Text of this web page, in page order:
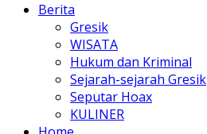
Berita
Gresik
WISATA
Hukum dan Kriminal
Sejarah-sejarah Gresik
Seputar Hoax
KULINER